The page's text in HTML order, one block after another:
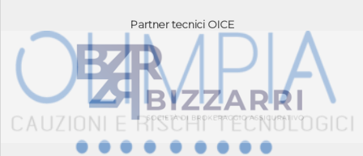
Partner tecnici OICE